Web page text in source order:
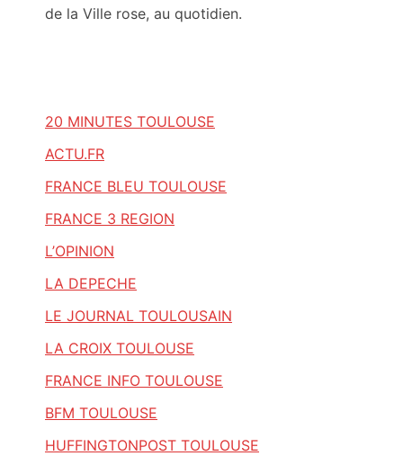
de la Ville rose, au quotidien.
20 MINUTES TOULOUSE
ACTU.FR
FRANCE BLEU TOULOUSE
FRANCE 3 REGION
L’OPINION
LA DEPECHE
LE JOURNAL TOULOUSAIN
LA CROIX TOULOUSE
FRANCE INFO TOULOUSE
BFM TOULOUSE
HUFFINGTONPOST TOULOUSE